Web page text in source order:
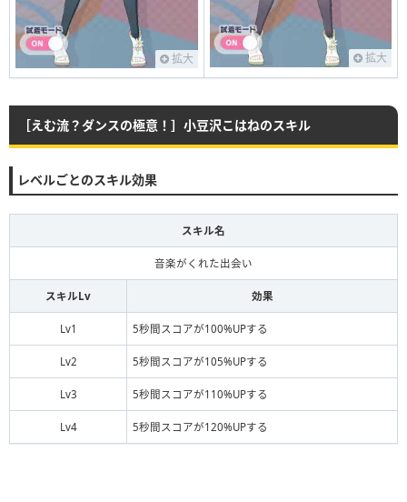
拡大 拡大
［えむ流？ダンスの極意！］小豆沢こはねのスキル
レベルごとのスキル効果
スキル名
音楽がくれた出会い
スキルLv 効果
Lv1 5秒間スコアが100%UPする
Lv2 5秒間スコアが105%UPする
Lv3 5秒間スコアが110%UPする
Lv4 5秒間スコアが120%UPする